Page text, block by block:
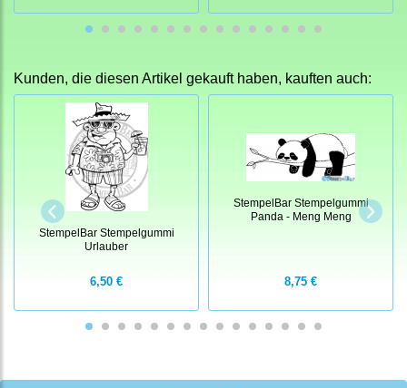
Kunden, die diesen Artikel gekauft haben, kauften auch:
StempelBar Stempelgummi
Urlauber
6,50 €
StempelBar Stempelgummi
Panda - Meng Meng
8,75 €